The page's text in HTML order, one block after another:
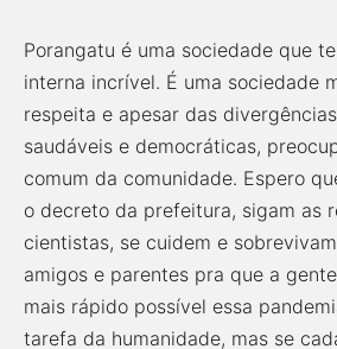
Porangatu é uma sociedade que
interna incrível. É uma sociedade
respeita e apesar das
saudáveis e democráticas,
comum da comunidade. Espero
o decreto da prefeitura, sigam as
cientistas, se cuidem e
amigos e parentes pra que a
mais rápido possível essa
tarefa da humanidade, mas se